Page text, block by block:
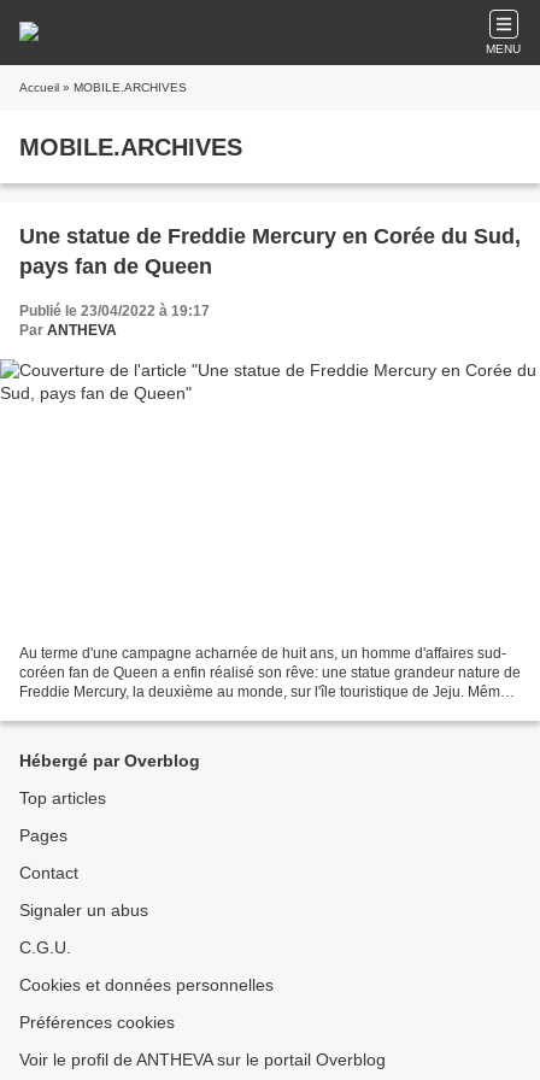
MENU
Accueil » MOBILE.ARCHIVES
MOBILE.ARCHIVES
Une statue de Freddie Mercury en Corée du Sud,
pays fan de Queen
Publié le 23/04/2022 à 19:17
Par ANTHEVA
Au terme d'une campagne acharnée de huit ans, un homme d'affaires sud-
coréen fan de Queen a enfin réalisé son rêve: une statue grandeur nature de
Freddie Mercury, la deuxième au monde, sur l'île touristique de Jeju. Même
Hébergé par Overblog
Top articles
Pages
Contact
Signaler un abus
C.G.U.
Cookies et données personnelles
Préférences cookies
Voir le profil de ANTHEVA sur le portail Overblog